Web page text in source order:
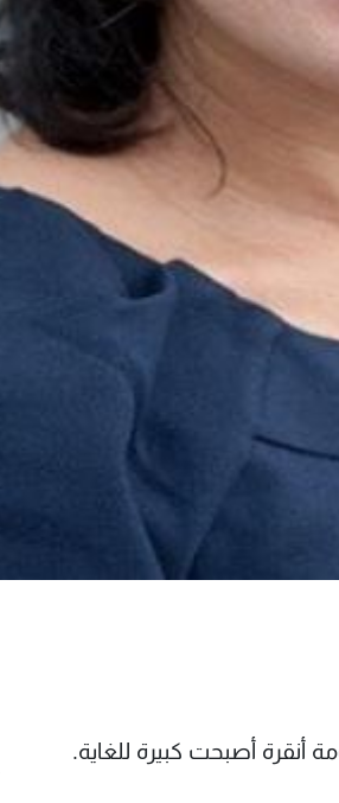
أنقرة أصبحت كبيرة للغاية.